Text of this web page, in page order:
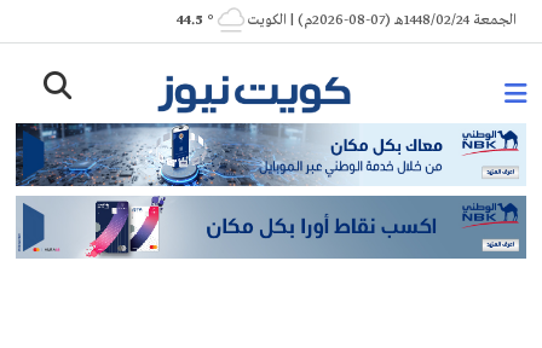
Skip
to
الجمعة 1448/02/24هـ (07-08-2026م) | الكويت ° 44.5